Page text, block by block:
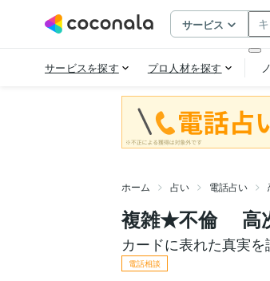
ホーム 占い 電話占い
複雑★不倫 高
カードに表れた真実
電話相談